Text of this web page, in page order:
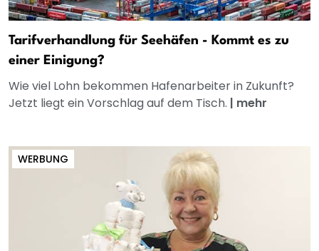
Tarifverhandlung für Seehäfen - Kommt es zu
einer Einigung?
Wie viel Lohn bekommen Hafenarbeiter in Zukunft?
Jetzt liegt ein Vorschlag auf dem Tisch. | mehr
WERBUNG